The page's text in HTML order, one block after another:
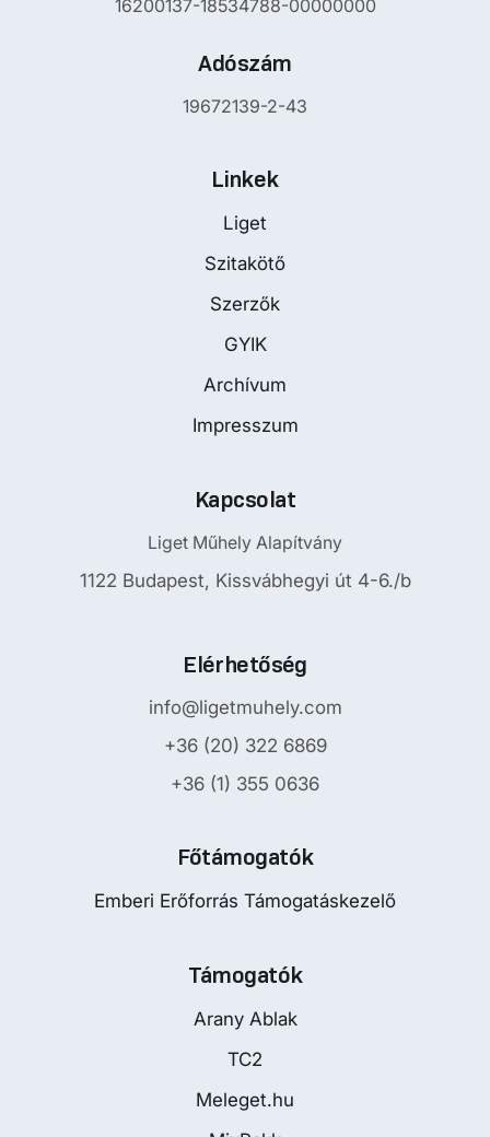
16200137-18534788-00000000
Adószám
19672139-2-43
Linkek
Liget
Szitakötő
Szerzők
GYIK
Archívum
Impresszum
Kapcsolat
Liget Műhely Alapítvány
1122 Budapest, Kissvábhegyi út 4-6./b
Elérhetőség
info@ligetmuhely.com
+36 (20) 322 6869
+36 (1) 355 0636
Főtámogatók
Emberi Erőforrás Támogatáskezelő
Támogatók
Arany Ablak
TC2
Meleget.hu